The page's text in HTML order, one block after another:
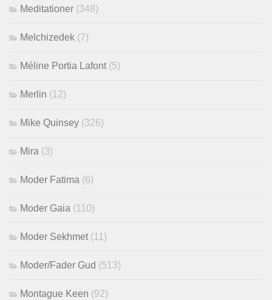
Meditationer (348)
Melchizedek (7)
Méline Portia Lafont (5)
Merlin (12)
Mike Quinsey (326)
Mira (3)
Moder Fatima (6)
Moder Gaia (110)
Moder Sekhmet (11)
Moder/Fader Gud (513)
Montague Keen (92)